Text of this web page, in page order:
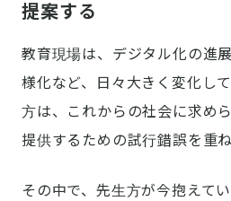
提案する
教育現場は、デジタル化の進
様化など、日々大きく変化し
方は、これからの社会に求め
提供するための試行錯誤を重ね
その中で、先生方が今抱えて